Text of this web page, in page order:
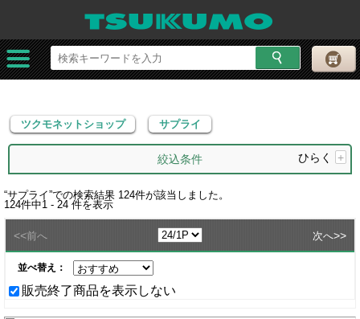
ツクモネットショップ サプライ
ツクモネットショップ サプライ
絞込条件 ひらく +
“サプライ”での検索結果 124件が該当しました。
124件中1 - 24 件を表示
<<前へ 次へ>>
並べ替え：
販売終了商品を表示しない